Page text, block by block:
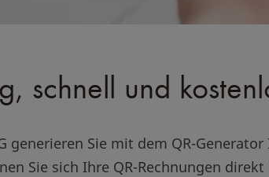
schnell und
Sie mit dem QR-Generator
Sie sich Ihre QR-Rechnungen direkt